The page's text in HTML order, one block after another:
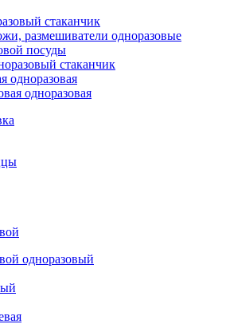
стаканчик
размешиватели одноразовые
посуды
стаканчик
одноразовая
одноразовая
одноразовый